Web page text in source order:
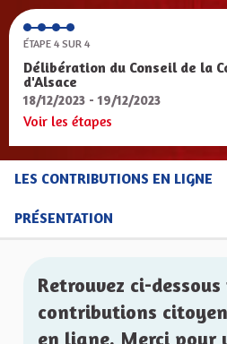
ÉTAPE 4 SUR 4
Délibération du Conseil de la
d'Alsace
18/12/2023 - 19/12/2023
Voir les étapes
LES CONTRIBUTIONS EN LIGNE
PRÉSENTATION
Retrouvez ci-
contributions
en ligne. Merci pour